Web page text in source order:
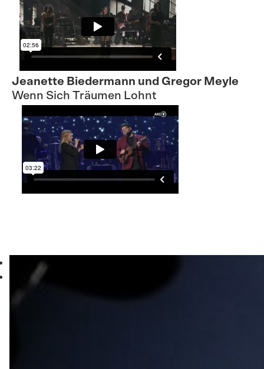
Jeanette Biedermann und Gregor Meyle
Wenn Sich Träumen Lohnt